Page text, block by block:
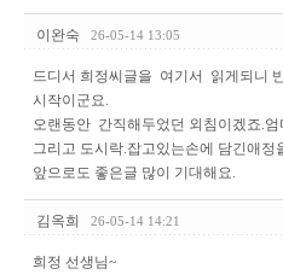
이완숙 26-05-14 13:05
드디서 희정씨글을 여기서 읽게되니
시작이군요.
오랜동안 간직해두었던 외침이겠죠.엄
그리고 도시락.잡고있는손에 담긴애정
앞으로도 좋은글 많이 기대해요.
김옥희 26-05-14 14:21
희정 선생님~